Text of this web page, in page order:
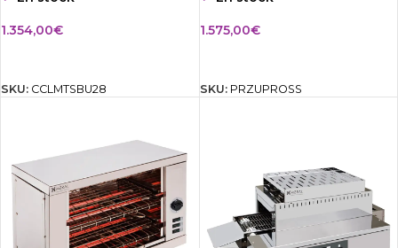
1.354,00€
SKU: CCLMTSBU28
1.575,00€
SKU: PRZUPROSS